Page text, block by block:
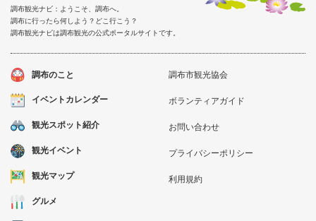
調布観光ナビ：ようこそ、調布へ。
調布に行ったら何しよう？どこ行こう？
調布観光ナビは調布観光の公式ポータルサイトです。
調布のこと
イベントカレンダー
観光スポット紹介
観光イベント
観光マップ
グルメ
調布市観光協会
ボランティアガイド
お問い合わせ
プライバシーポリシー
利用規約